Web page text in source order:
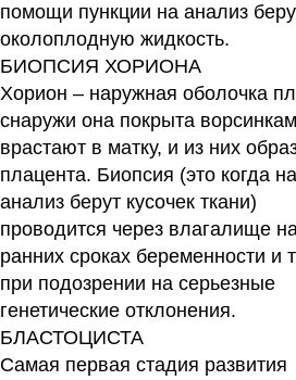
помощи пункции на анализ
околоплодную жидкость.
БИОПСИЯ ХОРИОНА
Хорион – наружная оболочка
снаружи она покрыта
врастают в матку, и из них
плацента. Биопсия (это когда на
анализ берут кусочек ткани)
проводится через влагалище
ранних сроках беременности и
при подозрении на серьезные
генетические отклонения.
БЛАСТОЦИСТА
Самая первая стадия развития